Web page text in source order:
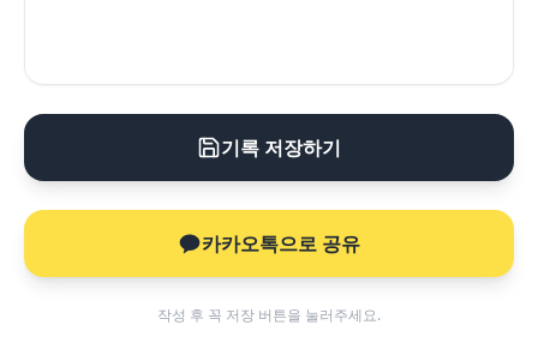
기록 저장하기
카카오톡으로 공유
작성 후 꼭 저장 버튼을 눌러주세요.